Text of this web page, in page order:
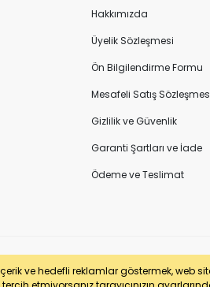
ve hedefli reklamlar göstermek, web
Hakkımızda
Üyelik Sözleşmesi
Ön Bilgilendirme Formu
Mesafeli Satış
Gizlilik ve Güvenlik
Garanti Şartları ve İade
Ödeme ve Teslimat
Pasfil Makine Sanayi ve Ticaret